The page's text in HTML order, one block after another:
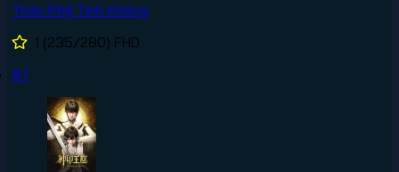
Thôn Phệ Tinh Không
1 (235/280) FHD
#7